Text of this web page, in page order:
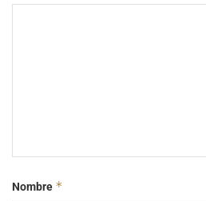
Nombre *